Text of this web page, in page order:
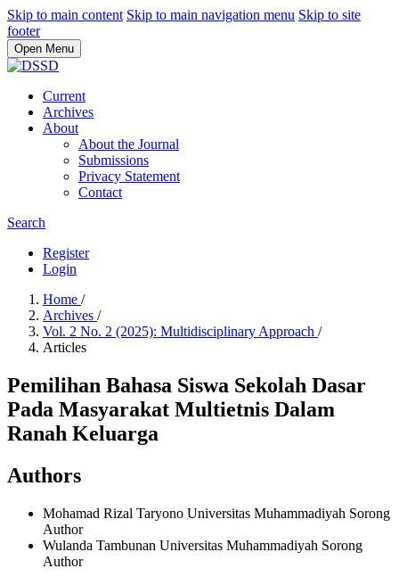
Skip to main content Skip to main navigation menu Skip to site
footer
Open Menu
Current
Archives
About
About the Journal
Submissions
Privacy Statement
Contact
Search
Register
Login
Home /
Archives /
Vol. 2 No. 2 (2025): Multidisciplinary Approach /
Articles
Pemilihan Bahasa Siswa Sekolah Dasar
Pada Masyarakat Multietnis Dalam
Ranah Keluarga
Authors
Mohamad Rizal Taryono Universitas Muhammadiyah Sorong
Author
Wulanda Tambunan Universitas Muhammadiyah Sorong
Author